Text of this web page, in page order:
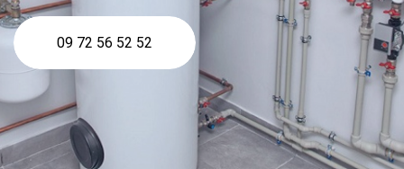
09 72 56 52 52